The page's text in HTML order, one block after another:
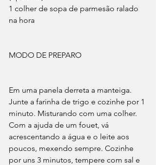
1 colher de sopa de parmesão ralado
na hora
MODO DE PREPARO
Em uma panela derreta a manteiga.
Junte a farinha de trigo e cozinhe por 1
minuto. Misturando com uma colher.
Com a ajuda de um fouet, vá
acrescentando a água e o leite aos
poucos, mexendo sempre. Cozinhe
por uns 3 minutos, tempere com sal e